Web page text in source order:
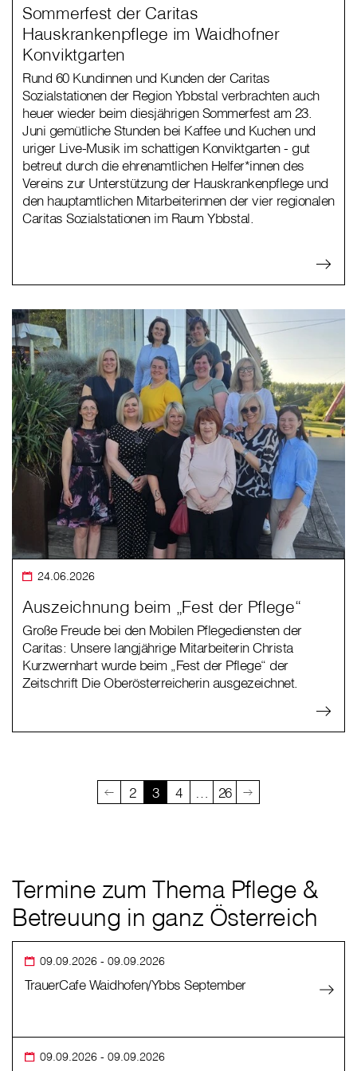
Sommerfest der Caritas
Hauskrankenpflege im Waidhofner
Konviktgarten
Rund 60 Kundinnen und Kunden der Caritas
Sozialstationen der Region Ybbstal verbrachten auch
heuer wieder beim diesjährigen Sommerfest am 23.
Juni gemütliche Stunden bei Kaffee und Kuchen und
uriger Live-Musik im schattigen Konviktgarten - gut
betreut durch die ehrenamtlichen Helfer*innen des
Vereins zur Unterstützung der Hauskrankenpflege und
den hauptamtlichen Mitarbeiterinnen der vier regionalen
Caritas Sozialstationen im Raum Ybbstal.
24.06.2026
Auszeichnung beim „Fest der Pflege“
Große Freude bei den Mobilen Pflegediensten der
Caritas: Unsere langjährige Mitarbeiterin Christa
Kurzwernhart wurde beim „Fest der Pflege“ der
Zeitschrift Die Oberösterreicherin ausgezeichnet.
2 3 4 … 26
Termine zum Thema Pflege &
Betreuung in ganz Österreich
09.09.2026 - 09.09.2026
TrauerCafe Waidhofen/Ybbs September
09.09.2026 - 09.09.2026